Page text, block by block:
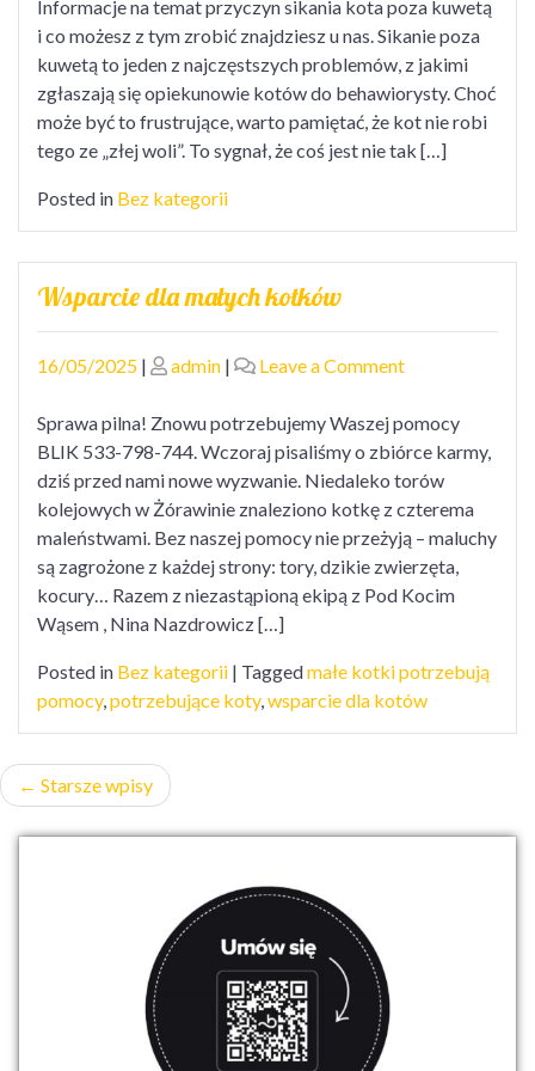
Informacje na temat przyczyn sikania kota poza kuwetą
i co możesz z tym zrobić znajdziesz u nas. Sikanie poza
kuwetą to jeden z najczęstszych problemów, z jakimi
zgłaszają się opiekunowie kotów do behawiorysty. Choć
może być to frustrujące, warto pamiętać, że kot nie robi
tego ze „złej woli”. To sygnał, że coś jest nie tak […]
Posted in Bez kategorii
Wsparcie dla małych kotków
Posted
16/05/2025 | Posted
admin | Leave a Commenton
dla
małych
kotków
Sprawa pilna! Znowu potrzebujemy Waszej pomocy
BLIK 533-798-744. Wczoraj pisaliśmy o zbiórce karmy,
dziś przed nami nowe wyzwanie. Niedaleko torów
kolejowych w Żórawinie znaleziono kotkę z czterema
maleństwami. Bez naszej pomocy nie przeżyją – maluchy
są zagrożone z każdej strony: tory, dzikie zwierzęta,
kocury… Razem z niezastąpioną ekipą z Pod Kocim
Wąsem , Nina Nazdrowicz […]
Posted in Bez kategorii | Taggedmałe kotki potrzebują
pomocy,potrzebujące koty,wsparcie dla kotów
Nawigacja
po
Starsze wpisy